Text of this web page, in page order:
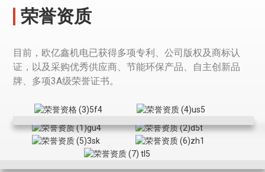
荣誉资质
目前，欧亿鑫机电已获得多项专利、公司版权及商标认
证，以及采购优秀供应商、节能环保产品、自主创新品
牌、多项3A级荣誉证书。